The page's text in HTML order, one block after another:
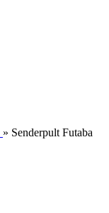
» Senderpult Futaba